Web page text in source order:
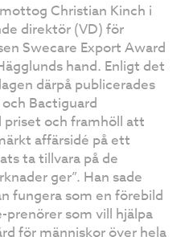
Christian Kinch i
direktör (VD) för
Swecare Export Award
hand. Enligt det
därpå publicerades
Bactiguard
och framhöll att
affärsidé på ett
ta tillvara på de
ger”. Han sade
fungera som en förebild
som vill hjälpa
för människor över hela